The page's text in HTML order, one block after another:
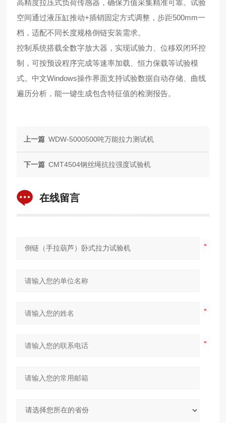
高精度拉压式负荷传感器，确保力值采集精准可靠。试验
空间通过液压缸推动+插销固定方式调整，步距500mm一
档，适配不同长度规格倒链安装需求。
控制系统搭载全数字放大器，实现试验力、位移双闭环控
制，可按预设程序完成等速率加载、恒力保载等试验模
式。中文Windows操作界面支持试验数据自动存储、曲线
遍历分析，能一键生成包含特征值的检测报告。
上一篇 WDW-5000500吨万能拉力测试机
下一篇 CMT4504钢丝绳抗拉强度试验机
在线留言